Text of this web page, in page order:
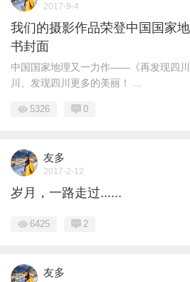
2017-9-4
我们的摄影作品荣登中国国家
书封面
中国国家地理又一力作——《再发现四
川、发现四川更多的美丽！ ...
5326 0
友多
2017-2-12
岁月，一路走过......
6425 2
友多